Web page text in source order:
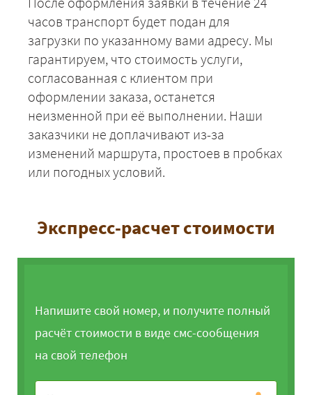
часов транспорт будет подан для
загрузки по указанному вами адресу. Мы
гарантируем, что стоимость услуги,
согласованная с клиентом при
оформлении заказа, останется
неизменной при её выполнении. Наши
заказчики не доплачивают из-за
изменений маршрута, простоев в пробках
или погодных условий.
Экспресс-расчет стоимости
Напишите свой номер, и получите полный
расчёт стоимости в виде смс-сообщения
на свой телефон